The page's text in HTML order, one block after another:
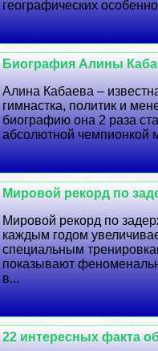
географических
Биография Алины
Алина Кабаева –
гимнастка, политик и
биографию она 2 раза
абсолютной чемпионкой
Мировой рекорд по
Мировой рекорд по
каждым годом
специальным
показывают
в...
22 интересных факта